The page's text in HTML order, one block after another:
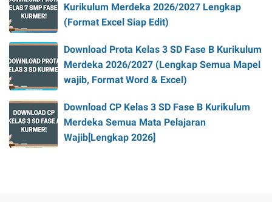
Kurikulum Merdeka 2026/2027 Lengkap
(Format Excel Siap Edit)
Download Prota Kelas 3 SD Fase B Kurikulum
Merdeka 2026/2027 (Lengkap Semua Mapel
wajib, Format Word & Excel)
Download CP Kelas 3 SD Fase B Kurikulum
Merdeka Semua Mata Pelajaran
Wajib[Lengkap 2026]